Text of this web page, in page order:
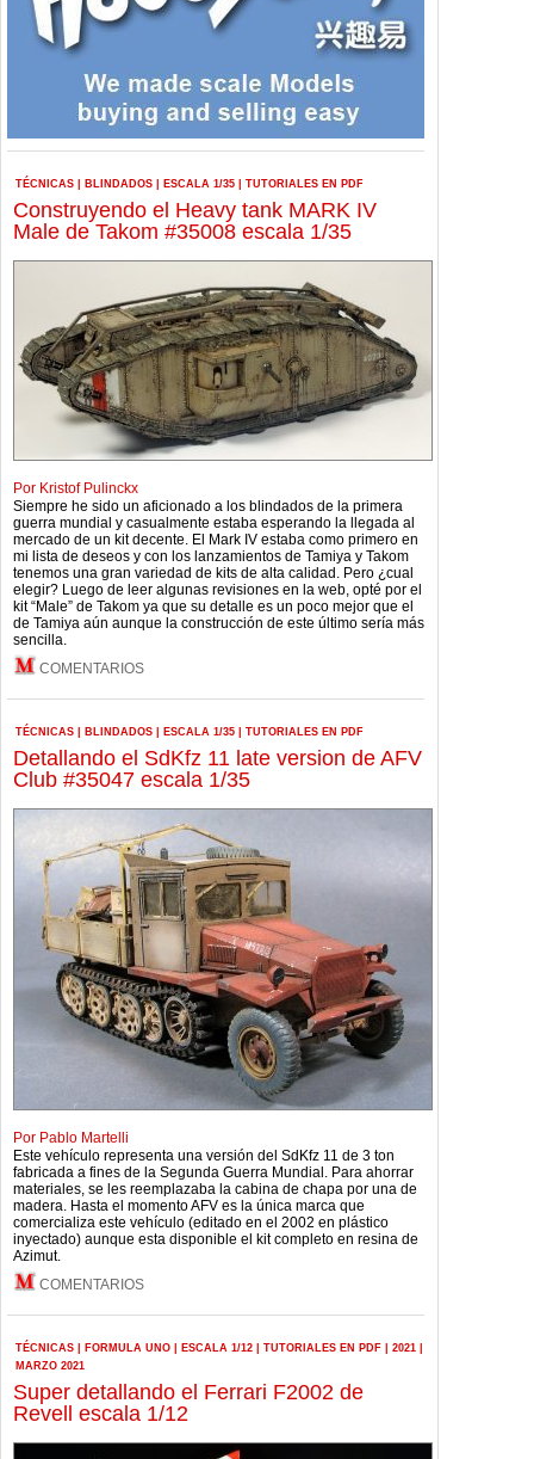
TÉCNICAS BLINDADOS ESCALA 1/35 TUTORIALES EN PDF
Construyendo el Heavy tank MARK IV
Male de Takom #35008 escala 1/35
Por Kristof Pulinckx
Siempre he sido un aficionado a los blindados de la primera
guerra mundial y casualmente estaba esperando la llegada al
mercado de un kit decente. El Mark IV estaba como primero en
mi lista de deseos y con los lanzamientos de Tamiya y Takom
tenemos una gran variedad de kits de alta calidad. Pero ¿cual
elegir? Luego de leer algunas revisiones en la web, opté por el
kit “Male” de Takom ya que su detalle es un poco mejor que el
de Tamiya aún aunque la construcción de este último sería más
sencilla.
COMENTARIOS
TÉCNICAS BLINDADOS ESCALA 1/35 TUTORIALES EN PDF
Detallando el SdKfz 11 late version de AFV
Club #35047 escala 1/35
Por Pablo Martelli
Este vehículo representa una versión del SdKfz 11 de 3 ton
fabricada a fines de la Segunda Guerra Mundial. Para ahorrar
materiales, se les reemplazaba la cabina de chapa por una de
madera. Hasta el momento AFV es la única marca que
comercializa este vehículo (editado en el 2002 en plástico
inyectado) aunque esta disponible el kit completo en resina de
Azimut.
COMENTARIOS
TÉCNICAS FORMULA UNO ESCALA 1/12 TUTORIALES EN PDF 2021
MARZO 2021
Super detallando el Ferrari F2002 de
Revell escala 1/12